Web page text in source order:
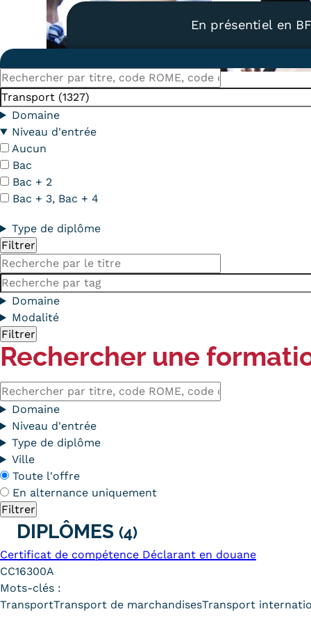
Quoi de neuf au Cnam BFC?
Actualités
Agenda
Revue de presse
Contact
Contacts services
Formulaire de contact
Menu
Mentions
obligatoires
Mentions légales RGPD CGU CGV Cookies
En présentiel en
Rechercher
par
titre,
code
ROME,
code
du
diplôme
Mots-
clésDomaine
Niveau d'entrée
Aucun
Bac
Bac + 2
Bac + 3, Bac + 4
Type de diplôme
Titre
Mots-
clésDomaine
Modalité
Rechercher une
Rechercher
par
titre,
code
ROME,
code
du
diplôme
Domaine
Niveau d'entrée
Type de diplôme
Ville
En
alternance
Toute l'offre
En alternance uniquement
DIPLÔMES (4)
Certificat de compétence Déclarant en douane
CC16300A
Mots-clés :
TransportTransport de marchandisesTransport